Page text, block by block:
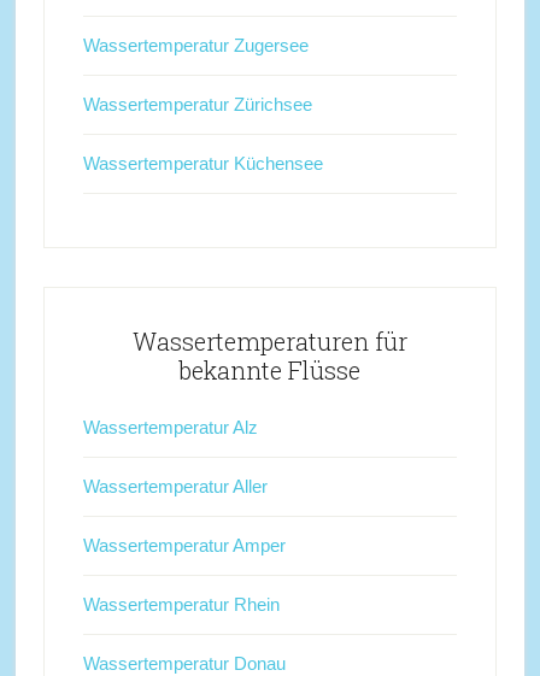
Wassertemperatur Zugersee
Wassertemperatur Zürichsee
Wassertemperatur Küchensee
Wassertemperaturen für
bekannte Flüsse
Wassertemperatur Alz
Wassertemperatur Aller
Wassertemperatur Amper
Wassertemperatur Rhein
Wassertemperatur Donau